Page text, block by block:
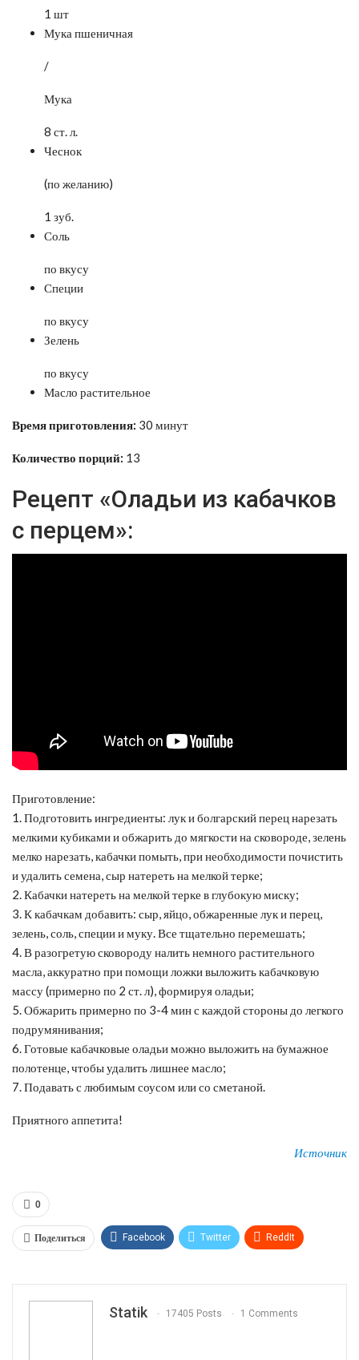
1 шт
Мука пшеничная
/
Мука
8 ст. л.
Чеснок
(по желанию)
1 зуб.
Соль
по вкусу
Специи
по вкусу
Зелень
по вкусу
Масло растительное
Время приготовления: 30 минут
Количество порций: 13
Рецепт «Оладьи из кабачков
с перцем»:
Приготовление:
1. Подготовить ингредиенты: лук и болгарский перец нарезать
мелкими кубиками и обжарить до мягкости на сковороде, зелень
мелко нарезать, кабачки помыть, при необходимости почистить
и удалить семена, сыр натереть на мелкой терке;
2. Кабачки натереть на мелкой терке в глубокую миску;
3. К кабачкам добавить: сыр, яйцо, обжаренные лук и перец,
зелень, соль, специи и муку. Все тщательно перемешать;
4. В разогретую сковороду налить немного растительного
масла, аккуратно при помощи ложки выложить кабачковую
массу (примерно по 2 ст. л), формируя оладьи;
5. Обжарить примерно по 3-4 мин с каждой стороны до легкого
подрумянивания;
6. Готовые кабачковые оладьи можно выложить на бумажное
полотенце, чтобы удалить лишнее масло;
7. Подавать с любимым соусом или со сметаной.
Приятного аппетита!
Источник
0
Поделиться Facebook Twitter ReddIt
Statik 17405 Posts 1 Comments